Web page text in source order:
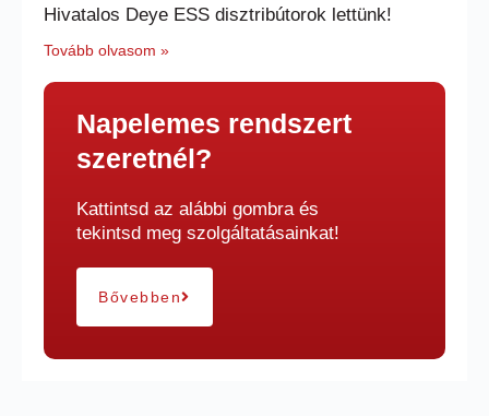
Hivatalos Deye ESS disztribútorok lettünk!
Tovább olvasom »
Napelemes rendszert
szeretnél?
Kattintsd az alábbi gombra és
tekintsd meg szolgáltatásainkat!
Bővebben